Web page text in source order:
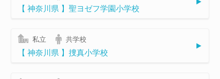
【 神奈川県 】聖ヨゼフ学園小学校
私立 共学校
【 神奈川県 】捜真小学校